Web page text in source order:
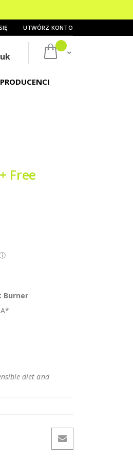
UTWÓRZ KONTO
Mój koszyk
PRODUCENCI
Free
Burner
diet and